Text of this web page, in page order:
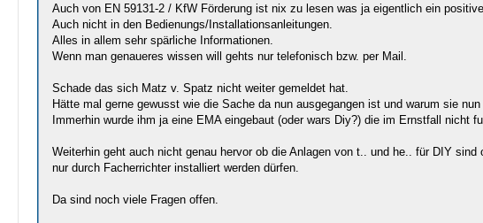
Auch von EN 59131-2 / KfW Förderung ist nix zu lesen was ja eigentlich ein
Auch nicht in den Bedienungs/Installationsanleitungen.
Alles in allem sehr spärliche Informationen.
Wenn man genaueres wissen will gehts nur telefonisch bzw. per Mail.
Schade das sich Matz v. Spatz nicht weiter gemeldet hat.
Hätte mal gerne gewusst wie die Sache da nun ausgegangen ist und warum sie
Immerhin wurde ihm ja eine EMA eingebaut (oder wars Diy?) die im Ernstfall nicht
Weiterhin geht auch nicht genau hervor ob die Anlagen von t.. und he.. für DIY sind
nur durch Facherrichter installiert werden dürfen.
Da sind noch viele Fragen offen.